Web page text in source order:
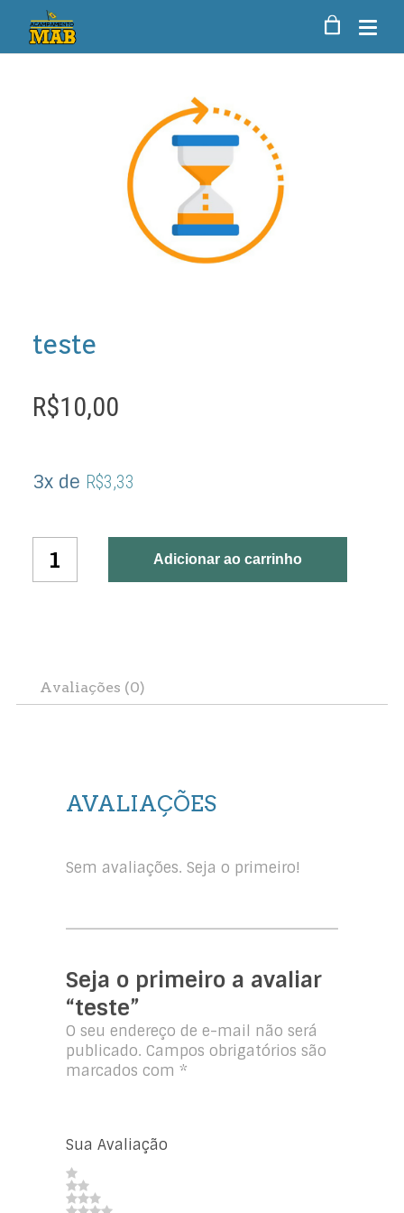
teste
R$10,00
3x de R$3,33
quantidade
Adicionar ao carrinho
Avaliações (0)
AVALIAÇÕES
Sem avaliações. Seja o primeiro!
Seja o primeiro a avaliar
“teste”
O seu endereço de e-mail não será
publicado. Campos obrigatórios são
marcados com*
Sua Avaliação
1
de
2